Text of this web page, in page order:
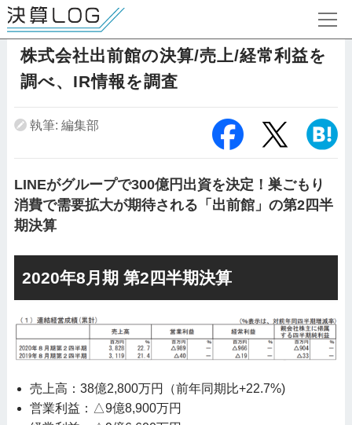
株式会社出前館の決算/売上/経常利益を
調べ、IR情報を調査
執筆: 編集部
LINEがグループで300億円出資を決定！巣ごもり
消費で需要拡大が期待される「出前館」の第2四半
期決算
2020年8月期 第2四半期決算
売上高：38億2,800万円（前年同期比+22.7%)
営業利益：△9億8,900万円